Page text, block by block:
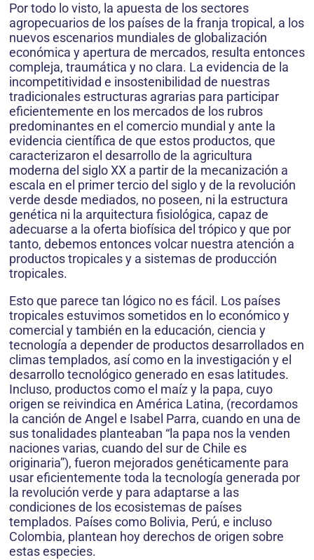
Por todo lo visto, la apuesta de los sectores
agropecuarios de los países de la franja tropical, a los
nuevos escenarios mundiales de globalización
económica y apertura de mercados, resulta entonces
compleja, traumática y no clara. La evidencia de la
incompetitividad e insostenibilidad de nuestras
tradicionales estructuras agrarias para participar
eficientemente en los mercados de los rubros
predominantes en el comercio mundial y ante la
evidencia científica de que estos productos, que
caracterizaron el desarrollo de la agricultura
moderna del siglo XX a partir de la mecanización a
escala en el primer tercio del siglo y de la revolución
verde desde mediados, no poseen, ni la estructura
genética ni la arquitectura fisiológica, capaz de
adecuarse a la oferta biofísica del trópico y que por
tanto, debemos entonces volcar nuestra atención a
productos tropicales y a sistemas de producción
tropicales.
Esto que parece tan lógico no es fácil. Los países
tropicales estuvimos sometidos en lo económico y
comercial y también en la educación, ciencia y
tecnología a depender de productos desarrollados en
climas templados, así como en la investigación y el
desarrollo tecnológico generado en esas latitudes.
Incluso, productos como el maíz y la papa, cuyo
origen se reivindica en América Latina, (recordamos
la canción de Angel e Isabel Parra, cuando en una de
sus tonalidades planteaban “la papa nos la venden
naciones varias, cuando del sur de Chile es
originaria”), fueron mejorados genéticamente para
usar eficientemente toda la tecnología generada por
la revolución verde y para adaptarse a las
condiciones de los ecosistemas de países
templados. Países como Bolivia, Perú, e incluso
Colombia, plantean hoy derechos de origen sobre
estas especies.